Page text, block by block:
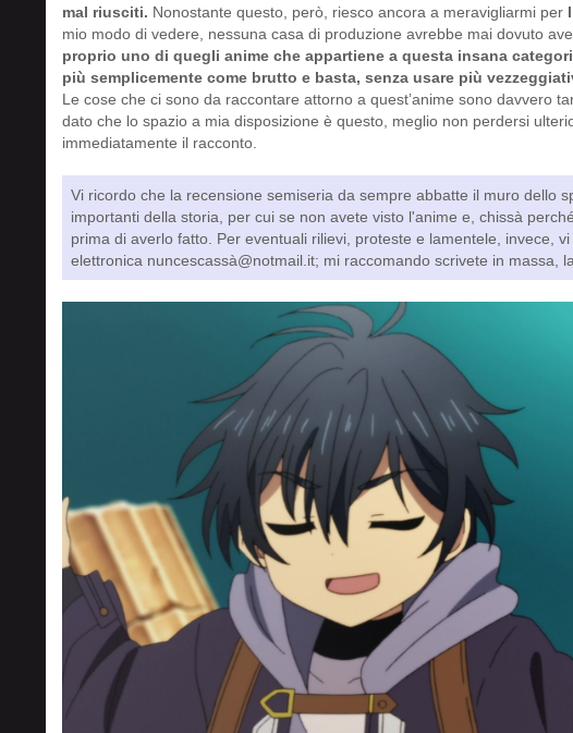
mal riusciti. Nonostante questo, però, riesco ancora a meravigliarmi per
mio modo di vedere, nessuna casa di produzione avrebbe mai dovuto
proprio uno di quegli anime che appartiene a questa insana
più semplicemente come brutto e basta, senza usare più
Le cose che ci sono da raccontare attorno a quest’anime sono davvero
dato che lo spazio a mia disposizione è questo, meglio non perdersi
immediatamente il racconto.
Vi ricordo che la recensione semiseria da sempre abbatte il muro dello
importanti della storia, per cui se non avete visto l'anime e, chissà
prima di averlo fatto. Per eventuali rilievi, proteste e lamentele, invece,
elettronica nuncescassà@notmail.it; mi raccomando scrivete in massa,